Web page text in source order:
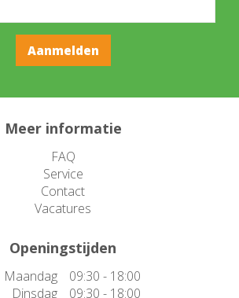
Meer informatie
FAQ
Service
Contact
Vacatures
Openingstijden
Maandag
09:30 - 18:00
Dinsdag
09:30 - 18:00